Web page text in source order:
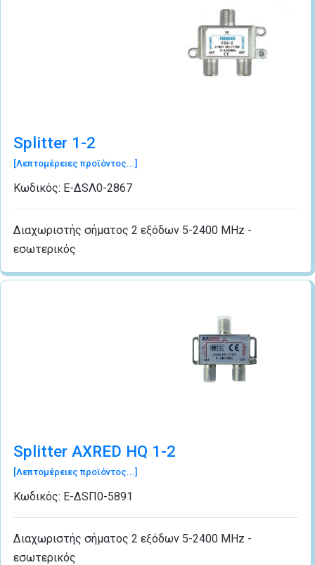
Splitter 1-2
[Λεπτομέρειες προϊόντος...]
Κωδικός: Ε-ΔSΛ0-2867
Διαχωριστής σήματος 2 εξόδων 5-2400 MHz -
εσωτερικός
Splitter AXRED HQ 1-2
[Λεπτομέρειες προϊόντος...]
Κωδικός: Ε-ΔSΠ0-5891
Διαχωριστής σήματος 2 εξόδων 5-2400 MHz -
εσωτερικός